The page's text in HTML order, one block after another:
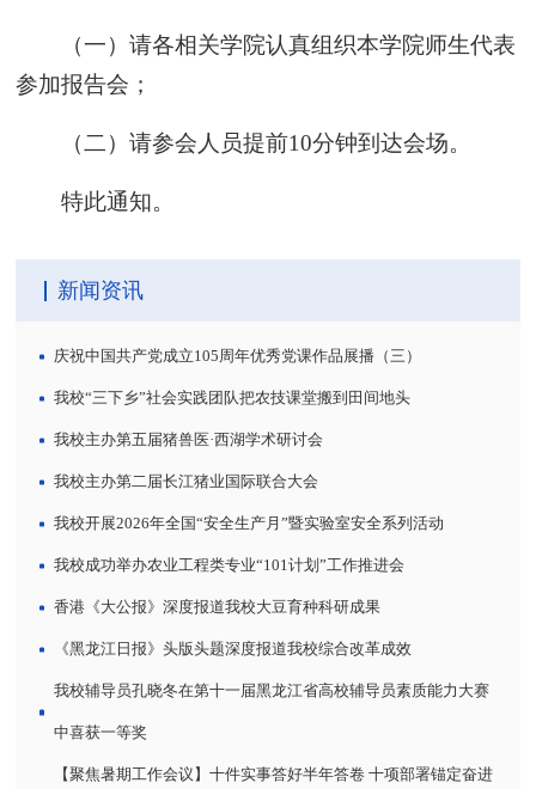
（一）请各相关学院认真组织本学院师生代表
参加报告会；
（二）请参会人员提前10分钟到达会场。
特此通知。
新闻资讯
庆祝中国共产党成立105周年优秀党课作品展播（三）
我校“三下乡”社会实践团队把农技课堂搬到田间地头
我校主办第五届猪兽医·西湖学术研讨会
我校主办第二届长江猪业国际联合大会
我校开展2026年全国“安全生产月”暨实验室安全系列活动
我校成功举办农业工程类专业“101计划”工作推进会
香港《大公报》深度报道我校大豆育种科研成果
《黑龙江日报》头版头题深度报道我校综合改革成效
我校辅导员孔晓冬在第十一届黑龙江省高校辅导员素质能力大赛
中喜获一等奖
【聚焦暑期工作会议】十件实事答好半年答卷 十项部署锚定奋进